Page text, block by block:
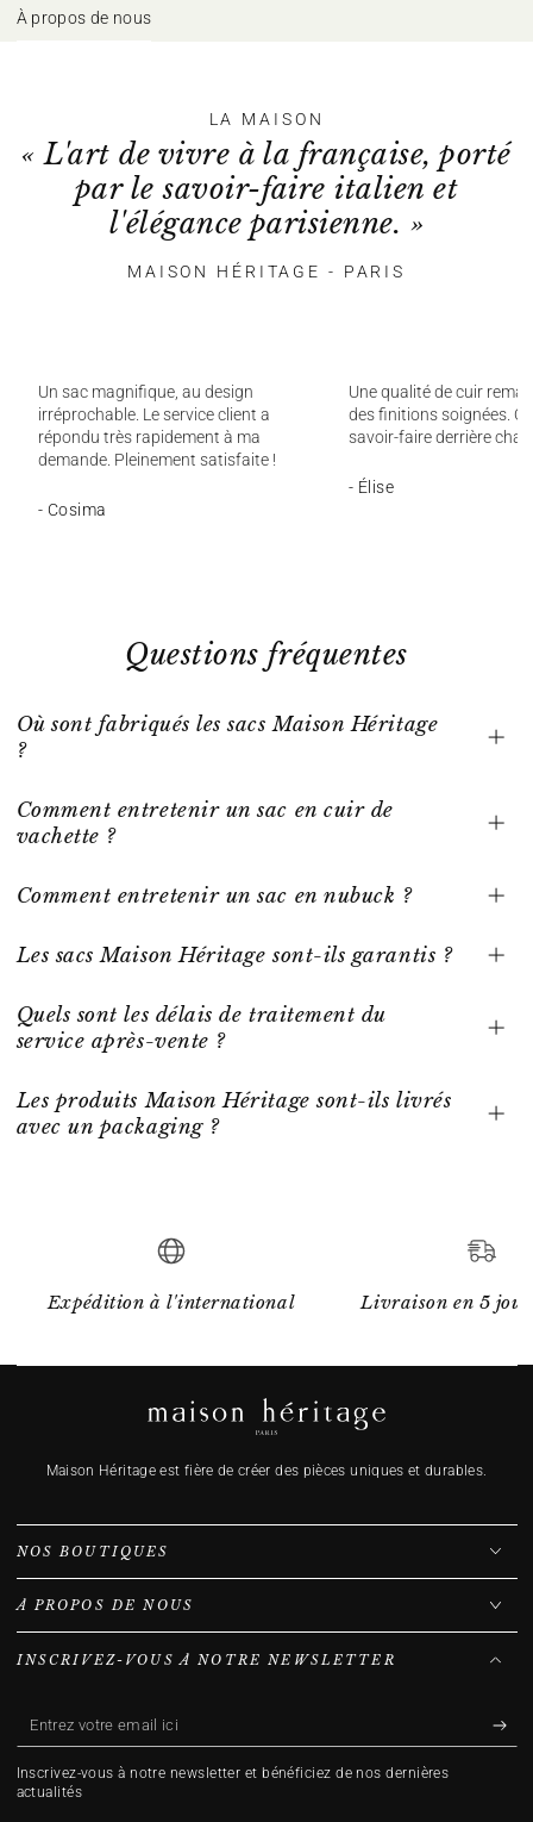
À propos de nous
LA MAISON
« L'art de vivre à la française, porté
par le savoir-faire italien et
l'élégance parisienne. »
MAISON HÉRITAGE - PARIS
Un sac magnifique, au design
irréprochable. Le service client a
répondu très rapidement à ma
demande. Pleinement satisfaite !
- Cosima
Une qualité de cuir
des finitions soignées.
savoir-faire derrière
- Élise
Questions fréquentes
Où sont fabriqués les sacs Maison Héritage
?
Comment entretenir un sac en cuir de
vachette ?
Comment entretenir un sac en nubuck ?
Les sacs Maison Héritage sont-ils garantis ?
Quels sont les délais de traitement du
service après-vente ?
Les produits Maison Héritage sont-ils livrés
avec un packaging ?
Expédition à l'international Livraison en 5
Maison Héritage est fière de créer des pièces uniques et durables.
NOS BOUTIQUES
À PROPOS DE NOUS
INSCRIVEZ-VOUS À NOTRE NEWSLETTER
Entrez
votre
email
Inscrivez-vous à notre newsletter et bénéficiez de nos dernières
actualités